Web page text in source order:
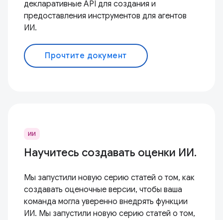
декларативные API для создания и
предоставления инструментов для агентов
ИИ.
Прочтите документ
ИИ
Научитесь создавать оценки ИИ.
Мы запустили новую серию статей о том, как
создавать оценочные версии, чтобы ваша
команда могла уверенно внедрять функции
ИИ. Мы запустили новую серию статей о том,